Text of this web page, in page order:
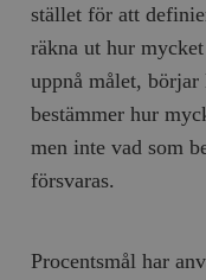
stället för att
räkna ut hur
uppnå målet,
bestämmer hur
men inte vad som
försvaras.
Procentsmål har